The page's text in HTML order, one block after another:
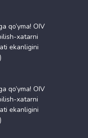
qo’yma! OIV
xatarni
ekanligini
qo’yma! OIV
xatarni
ekanligini